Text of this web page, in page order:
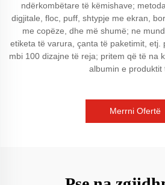
ndërkombëtare të këmishave;
digjitale, floc, puff, shtypje me ekran,
me copëze, dhe më shumë; ne
etiketa të varura, çanta të paketimit, etj.
mbi 100 dizajne të reja; pritem që të na
albumin e produktit
Merrni Ofertë